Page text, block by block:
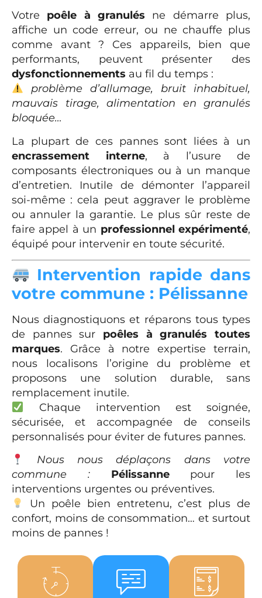
Votre poêle à granulés ne démarre plus,
affiche un code erreur, ou ne chauffe plus
comme avant ? Ces appareils, bien que
performants, peuvent présenter des
dysfonctionnements au fil du temps :
problème d’allumage, bruit inhabituel,
mauvais tirage, alimentation en granulés
bloquée…
La plupart de ces pannes sont liées à un
encrassement interne, à l’usure de
composants électroniques ou à un manque
d’entretien. Inutile de démonter l’appareil
soi-même : cela peut aggraver le problème
ou annuler la garantie. Le plus sûr reste de
faire appel à un professionnel expérimenté,
équipé pour intervenir en toute sécurité.
Intervention rapide dans
votre commune : Pélissanne
Nous diagnostiquons et réparons tous types
de pannes sur poêles à granulés toutes
marques. Grâce à notre expertise terrain,
nous localisons l’origine du problème et
proposons une solution durable, sans
remplacement inutile.
Chaque intervention est soignée,
sécurisée, et accompagnée de conseils
personnalisés pour éviter de futures pannes.
Nous nous déplaçons dans votre
commune : Pélissannepour les
interventions urgentes ou préventives.
Un poêle bien entretenu, c’est plus de
confort, moins de consommation… et surtout
moins de pannes !